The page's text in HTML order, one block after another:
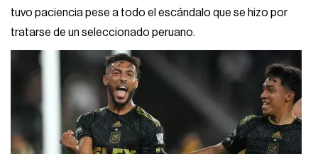
tuvo paciencia pese a todo el escándalo que se hizo por
tratarse de un seleccionado peruano.